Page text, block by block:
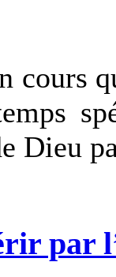
cours
Dieu
par